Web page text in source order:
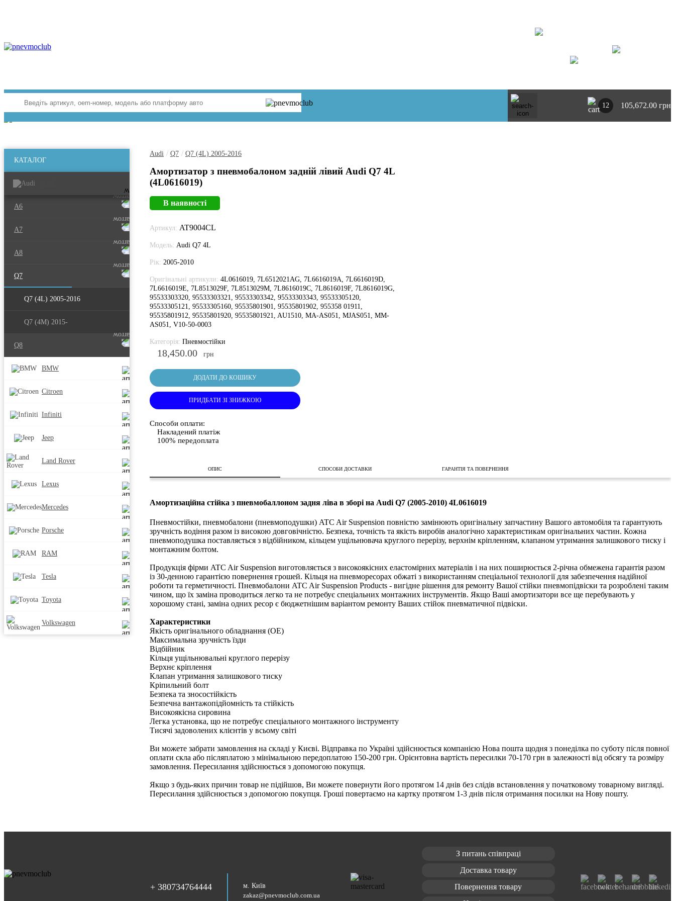
12 105,672.00 грн
КАТАЛОГ
A6
A7
A8
Q7
Q7 (4L) 2005-2016
Q7 (4M) 2015-
Q8
BMW
Citroen
Infiniti
Jeep
Land Rover
Lexus
Mercedes
Porsche
RAM
Tesla
Toyota
Volkswagen
Audi / Q7 / Q7 (4L) 2005-2016
Амортизатор з пневмобалоном задній лівий Audi Q7 4L
(4L0616019)
В наявності
Артикул: AT9004CL
Модель: Audi Q7 4L
Рік: 2005-2010
Оригінальні артикули: 4L0616019, 7L6512021AG, 7L6616019A, 7L6616019D,
7L6616019E, 7L8513029F, 7L8513029M, 7L8616019C, 7L8616019F, 7L8616019G,
95533303320, 95533303321, 95533303342, 95533303343, 95533305120,
95533305121, 95533305160, 95535801901, 95535801902, 955358 01911,
95535801912, 95535801920, 95535801921, AU1510, MA-AS051, MJAS051, MM-
AS051, V10-50-0003
Категорія: Пневмостійки
18,450.00 грн
ДОДАТИ ДО КОШИКУ
ПРИДБАТИ ЗІ ЗНИЖКОЮ
Способи оплати:
Накладений платіж
100% передоплата
ОПИС СПОСОБИ ДОСТАВКИ ГАРАНТІЯ ТА ПОВЕРНЕННЯ
Амортизаційна стійка з пневмобаллоном задня ліва в зборі на Audi Q7 (2005-2010) 4L0616019
Пневмостійки, пневмобалони (пневмоподушки) ATC Air Suspension повністю замінюють оригінальну запчастину Вашого автомобіля та гарантують
зручність водіння разом із високою довговічністю. Безпека, точність та якість виробів аналогічно характеристикам оригінальних частин. Кожна
пневмоподушка поставляється з відбійником, кільцем ущільнювача круглого перерізу, верхнім кріпленням, клапаном утримання залишкового тиску і
монтажним болтом.
Продукція фірми ATC Air Suspension виготовляється з високоякісних еластомірних матеріалів і на них поширюється 2-річна обмежена гарантія разом
із 30-денною гарантією повернення грошей. Кільця на пневморесорах обжаті з використанням спеціальної технології для забезпечення надійної
роботи та герметичності. Пневмобалони ATC Air Suspension Products - вигідне рішення для ремонту Вашої стійки пневмопідвіски та розроблені таким
чином, що їх заміна проводиться легко та не потребує спеціальних монтажних інструментів. Якщо Ваші амортизатори все ще перебувають у
хорошому стані, заміна одних ресор є бюджетнішим варіантом ремонту Ваших стійок пневматичної підвіски.
Характеристики
Якість оригінального обладнання (OE)
Максимальна зручність їзди
Відбійник
Кільця ущільнювальні круглого перерізу
Верхнє кріплення
Клапан утримання залишкового тиску
Кріпильний болт
Безпека та зносостійкість
Безпечна вантажопідйомність та стійкість
Високоякісна сировина
Легка установка, що не потребує спеціального монтажного інструменту
Тисячі задоволених клієнтів у всьому світі
Ви можете забрати замовлення на складі у Києві. Відправка по Україні здійснюється компанією Нова пошта щодня з понеділка по суботу після повної
оплати скла або післяплатою з мінімальною передоплатою 150-200 грн. Орієнтовна вартість пересилки 70-170 грн в залежності від обсягу та розміру
замовлення. Пересилання здійснюється з допомогою покупця.
Якщо з будь-яких причин товар не підійшов, Ви можете повернути його протягом 14 днів без слідів встановлення у початковому товарному вигляді.
Пересилання здійснюється з допомогою покупця. Гроші повертаємо на картку протягом 1-3 днів після отримання посилки на Нову пошту.
+ 380734764444
м. Київ
zakaz@pnevmoclub.com.ua
З питань співпраці
Доставка товару
Повернення товару